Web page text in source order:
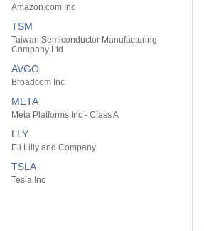
Amazon.com Inc
TSM
Taiwan Semiconductor Manufacturing
Company Ltd
AVGO
Broadcom Inc
META
Meta Platforms Inc - Class A
LLY
Eli Lilly and Company
TSLA
Tesla Inc